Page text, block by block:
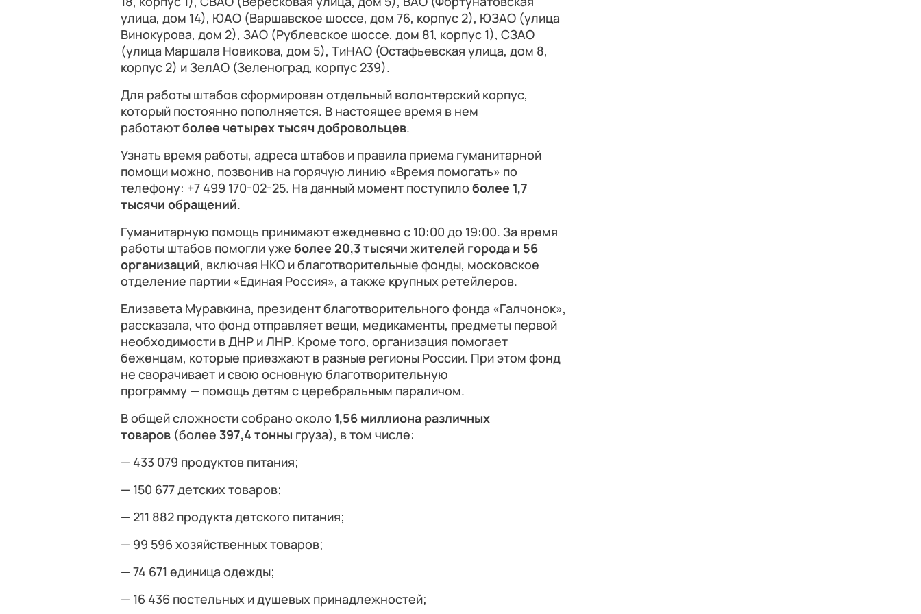
улица, дом 14), ЮАО (Варшавское шоссе, дом 76, корпус 2), ЮЗАО (улица
Винокурова, дом 2), ЗАО (Рублевское шоссе, дом 81, корпус 1), СЗАО
(улица Маршала Новикова, дом 5), ТиНАО (Остафьевская улица, дом 8,
корпус 2) и ЗелАО (Зеленоград, корпус 239).
Для работы штабов сформирован отдельный волонтерский корпус,
который постоянно пополняется. В настоящее время в нем
работаютболее четырех тысяч добровольцев.
Узнать время работы, адреса штабов и правила приема гуманитарной
помощи можно, позвонив на горячую линию «Время помогать» по
телефону: +7 499 170-02-25. На данный момент поступило более 1,7
тысячи обращений.
Гуманитарную помощь принимают ежедневно с 10:00 до 19:00. За время
работы штабов помогли уже более 20,3 тысячи жителей города и 56
организаций, включая НКО и благотворительные фонды, московское
отделение партии «Единая Россия», а также крупных ретейлеров.
Елизавета Муравкина, президент благотворительного фонда «Галчонок»,
рассказала, что фонд отправляет вещи, медикаменты, предметы первой
необходимости в ДНР и ЛНР. Кроме того, организация помогает
беженцам, которые приезжают в разные регионы России. При этом фонд
не сворачивает и свою основную благотворительную
программу — помощь детям с церебральным параличом.
В общей сложности собрано около 1,56 миллиона различных
товаров (более 397,4 тонны груза), в том числе:
— 433 079 продуктов питания;
— 150 677 детских товаров;
— 211 882 продукта детского питания;
— 99 596 хозяйственных товаров;
— 74 671 единица одежды;
— 16 436 постельных и душевых принадлежностей;